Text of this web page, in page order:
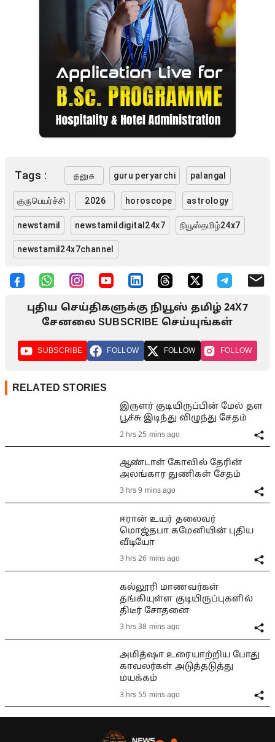
Tags : தனுசு guru peryarchi palangal
குருபெயர்ச்சி 2026 horoscope astrology
newstamil newstamildigital24x7 நியூஸ்தமிழ்24x7
newstamil24x7channel
புதிய செய்திகளுக்கு நியூஸ் தமிழ் 24X7
சேனலை SUBSCRIBE செய்யுங்கள்
SUBSCRIBE FOLLOW FOLLOW FOLLOW
RELATED STORIES
இருளர் குடியிருப்பின் மேல் தள
பூச்சு இடிந்து விழுந்து சேதம்
2 hrs 25 mins ago
ஆண்டாள் கோவில் தேரின்
அலங்கார துணிகள் சேதம்
3 hrs 9 mins ago
ஈரான் உயர் தலைவர்
மொஜ்தபா கமேனியின் புதிய
வீடியோ
3 hrs 26 mins ago
கல்லூரி மாணவர்கள்
தங்கியுள்ள குடியிருப்புகளில்
திடீர் சோதனை
3 hrs 38 mins ago
அமித்ஷா உரையாற்றிய போது
காவலர்கள் அடுத்தடுத்து
மயக்கம்
3 hrs 55 mins ago